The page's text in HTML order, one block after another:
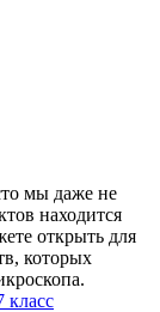
мы даже не
находится
открыть для
которых
класс